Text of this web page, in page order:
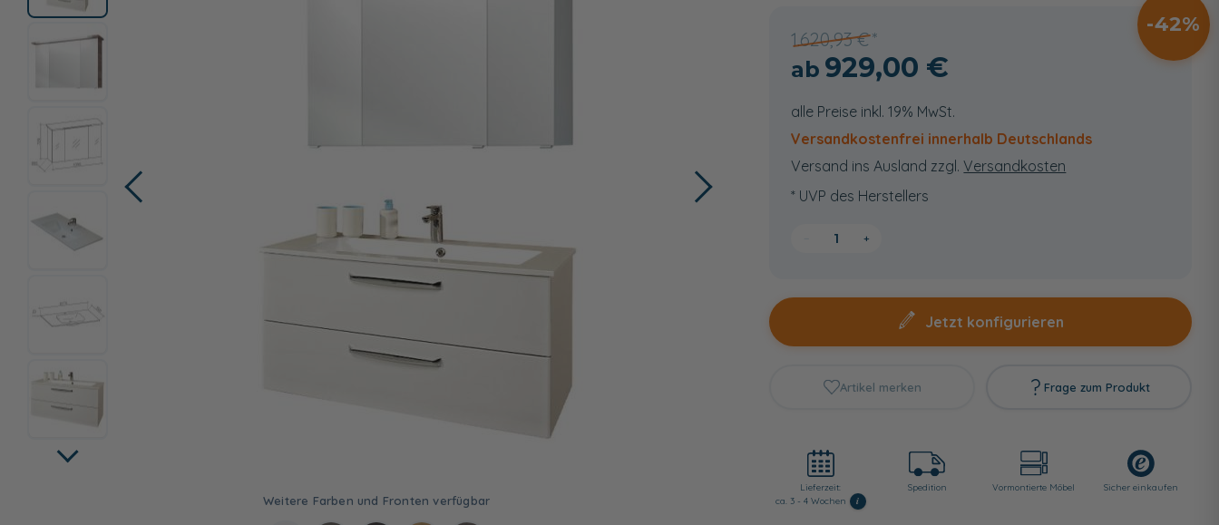
1.620,93 €
42
929,00 €
alle Preise inkl. 19% MwSt.
Versandkostenfrei innerhalb Deutschlands
Versand ins Ausland zzgl.Versandkosten
* UVP des Herstellers
+
Jetzt konfigurieren
Artikel merken Frage zum Produkt
Lieferzeit:
ca. 3 - 4 Wochen
i
Spedition Vormontierte Möbel Sicher einkaufen